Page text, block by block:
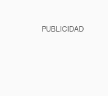
PUBLICIDAD